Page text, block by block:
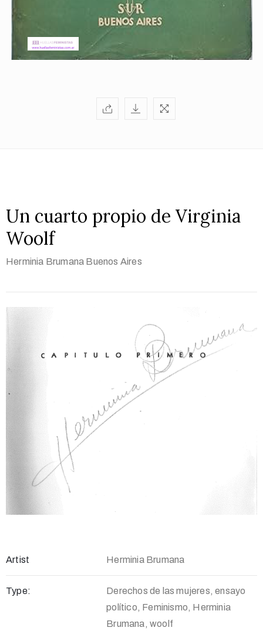
Un cuarto propio de Virginia
Woolf
Herminia Brumana Buenos Aires
Artist Herminia Brumana
Type:
Derechos de las mujeres, ensayo
político, Feminismo, Herminia
Brumana, woolf